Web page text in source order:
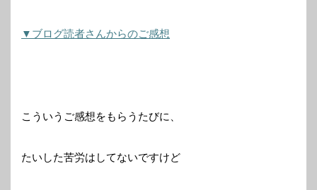
▼ブログ読者さんからのご感想
こういうご感想をもらうたびに、
たいした苦労はしてないですけど